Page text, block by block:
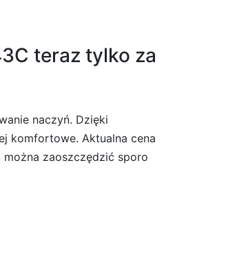
teraz tylko za
naczyń. Dzięki
komfortowe. Aktualna cena
zaoszczędzić sporo